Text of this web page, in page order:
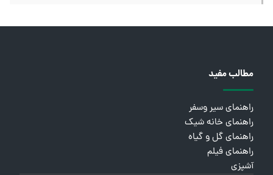
مطالب مفید
راهنمای سیر وسفر
راهنمای خانه شیک
راهنمای گل و گیاه
راهنمای فیلم
آشپزی